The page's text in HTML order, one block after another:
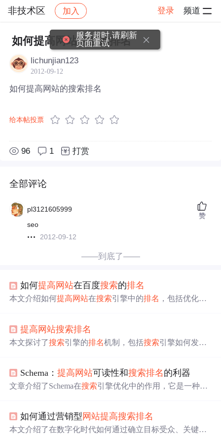
非技术区 加入 登录 频道
社区 非技术区 帖子详情
如何提高网站的搜索排名
lichunjian123
2012-09-12
如何提高网站的搜索排名
给本帖投票
96 1 打赏
全部评论
pl3121605999
seo
2012-09-12
赞
——到底了——
如何提高 网站在百度搜索的排名
本文介绍如何提高网站在搜索引擎中的排名 ，包括优化网
提高 网站搜索排名
本文探讨了搜索引擎的排名机制，包括搜索引擎如何发现
HTML结构；二是提升网页级别PR，如提供优质内容吸引
引用、建立友情链接。
Schema：提高 网站可读性和搜索排名 的利器
文章介绍了Schema在搜索引擎优化中的作用，它是一种由
网页内容，如书籍信息，提高搜索引擎理解力，并提供了
实际应用示例。
如何通过营销型 网站提高搜索排名
本文介绍了在数字化时代如何通过确立目标受众、关键词
服务超时,请刷新
页面重试